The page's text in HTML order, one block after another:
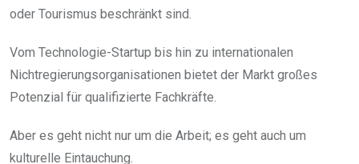
oder Tourismus beschränkt sind.
Vom Technologie-Startup bis hin zu internationalen
Nichtregierungsorganisationen bietet der Markt großes
Potenzial für qualifizierte Fachkräfte.
Aber es geht nicht nur um die Arbeit; es geht auch um
kulturelle Eintauchung.